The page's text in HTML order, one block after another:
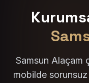
Samsun Alaçam
mobilde sorunsuz